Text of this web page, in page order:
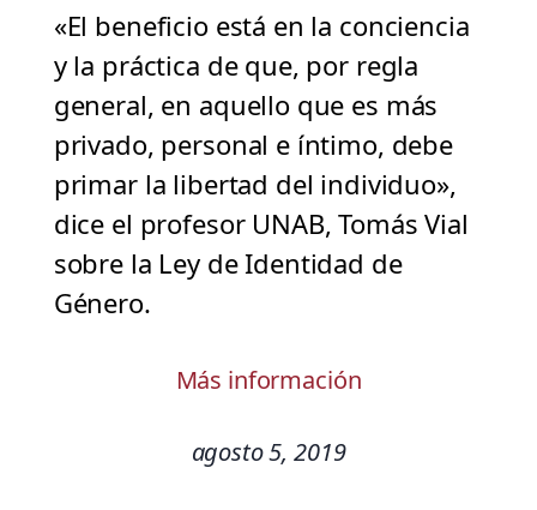
«El beneficio está en la conciencia
y la práctica de que, por regla
general, en aquello que es más
privado, personal e íntimo, debe
primar la libertad del individuo»,
dice el profesor UNAB, Tomás Vial
sobre la Ley de Identidad de
Género.
Más información
agosto 5, 2019